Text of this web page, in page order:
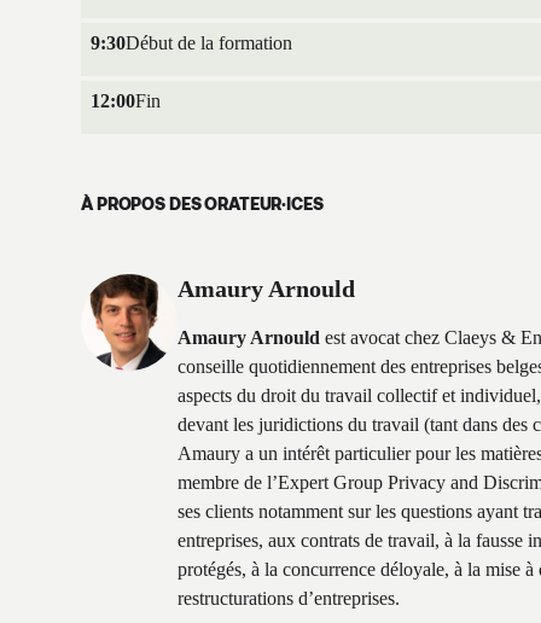
9:30Début de la formation
12:00Fin
À PROPOS DES ORATEUR·ICES
Amaury Arnould
Amaury Arnould est avocat chez Claeys &
conseille quotidiennement des entreprises
aspects du droit du travail collectif et
devant les juridictions du travail (tant dans
Amaury a un intérêt particulier pour les
membre de l’Expert Group Privacy and
ses clients notamment sur les questions ayant
entreprises, aux contrats de travail, à la fausse
protégés, à la concurrence déloyale, à la mise
restructurations d’entreprises.